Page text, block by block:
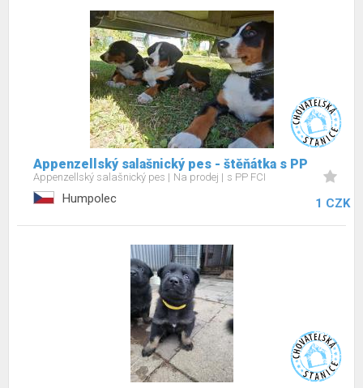
Appenzellský salašnický pes - štěňátka s PP
Appenzellský salašnický pes Na prodej s PP FCI
Humpolec 1 CZK